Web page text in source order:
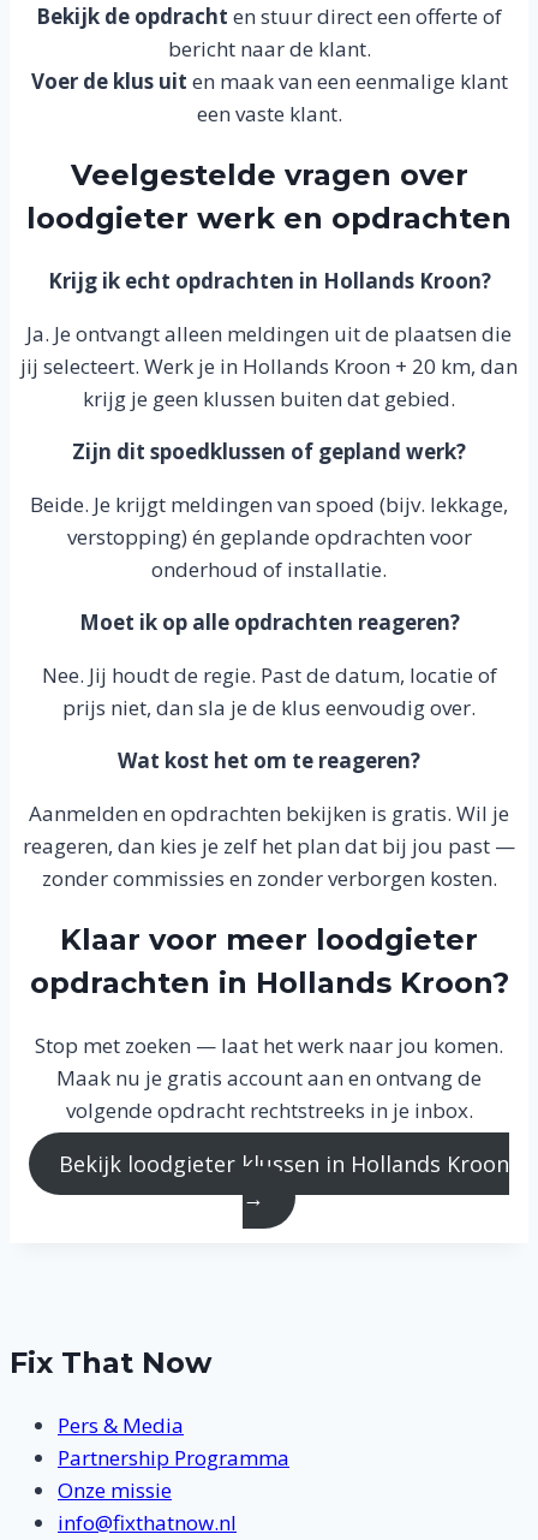
Bekijk de opdracht en stuur direct een offerte of
bericht naar de klant.
Voer de klus uit en maak van een eenmalige klant
een vaste klant.
Veelgestelde vragen over
loodgieter werk en opdrachten
Krijg ik echt opdrachten in Hollands Kroon?
Ja. Je ontvangt alleen meldingen uit de plaatsen die
jij selecteert. Werk je in Hollands Kroon + 20 km, dan
krijg je geen klussen buiten dat gebied.
Zijn dit spoedklussen of gepland werk?
Beide. Je krijgt meldingen van spoed (bijv. lekkage,
verstopping) én geplande opdrachten voor
onderhoud of installatie.
Moet ik op alle opdrachten reageren?
Nee. Jij houdt de regie. Past de datum, locatie of
prijs niet, dan sla je de klus eenvoudig over.
Wat kost het om te reageren?
Aanmelden en opdrachten bekijken is gratis. Wil je
reageren, dan kies je zelf het plan dat bij jou past —
zonder commissies en zonder verborgen kosten.
Klaar voor meer loodgieter
opdrachten in Hollands Kroon?
Stop met zoeken — laat het werk naar jou komen.
Maak nu je gratis account aan en ontvang de
volgende opdracht rechtstreeks in je inbox.
Bekijk loodgieter klussen in Hollands Kroon
→
Fix That Now
Pers & Media
Partnership Programma
Onze missie
info@fixthatnow.nl